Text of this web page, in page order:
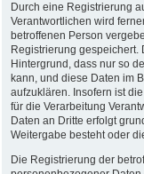
Durch eine Registrierung
Verantwortlichen wird
betroffenen Person
Registrierung gespeichert.
Hintergrund, dass nur so
kann, und diese Daten im
aufzuklären. Insofern ist
für die Verarbeitung
Daten an Dritte erfolgt
Weitergabe besteht oder
Die Registrierung der